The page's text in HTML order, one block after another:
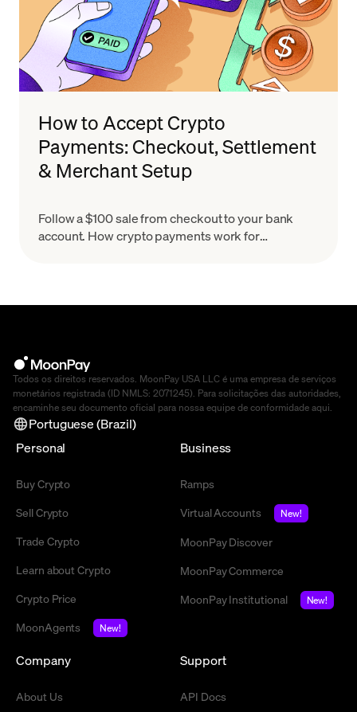
How to Accept Crypto
Payments: Checkout, Settlement
& Merchant Setup
Follow a $100 sale from checkout to your bank
account. How crypto payments work for
Todos os direitos reservados. MoonPay USA LLC é uma empresa de serviços
monetários registrada (ID NMLS: 2071245). Para solicitações das autoridades,
encaminhe seu documento oficial para nossa equipe de conformidade aqui.
Portuguese (Brazil)
Personal
Buy Crypto
Sell Crypto
Trade Crypto
Learn about Crypto
Crypto Price
MoonAgents
New!
Business
Ramps
Virtual Accounts
New!
MoonPay Discover
MoonPay Commerce
MoonPay Institutional
New!
Company
About Us
Support
API Docs